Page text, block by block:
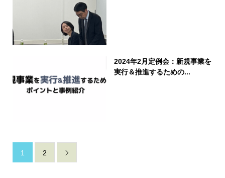
2024年2月定例会：新規事業を
実行＆推進するための...
1 2 